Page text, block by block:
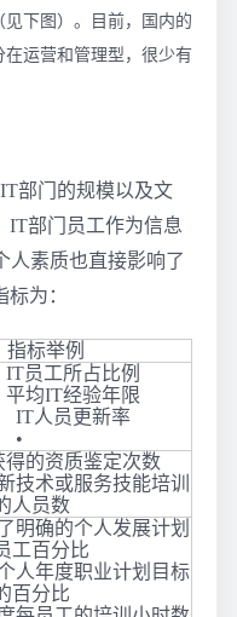
见下图）。目前，国内的
运营和管理型，很少有
部门的规模以及文
IT部门员工作为信息
人素质也直接影响了
为：
指标举例
工所占比例
IT经验年限
人员更新率
•
资质鉴定次数
术或服务技能培训
人员数
确的个人发展计划
工百分比
年度职业计划目标
百分比